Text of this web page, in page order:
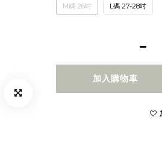
M碼 26吋 L碼 27-28吋
加入購物車